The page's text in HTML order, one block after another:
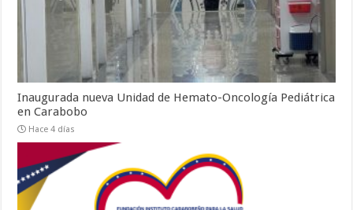
Inaugurada nueva Unidad de Hemato-Oncología Pediátrica
en Carabobo
Hace 4 días